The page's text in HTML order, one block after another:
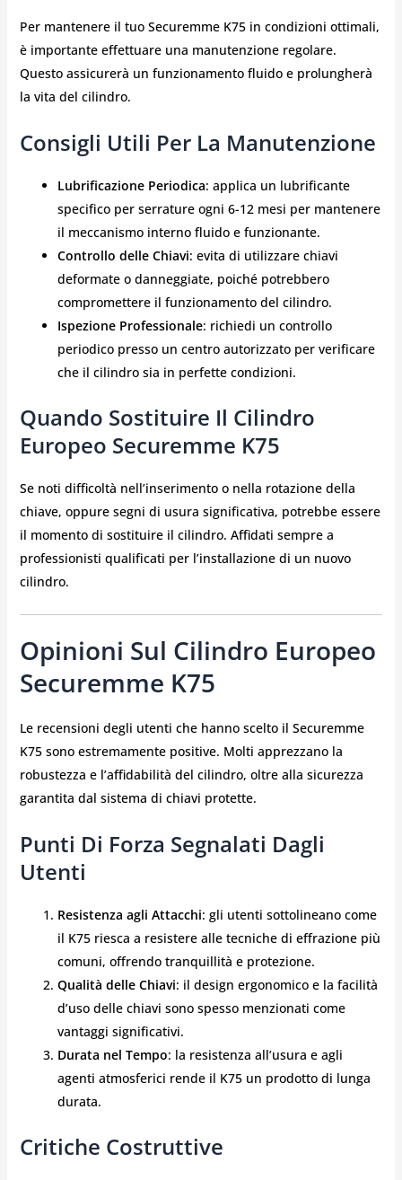
Per mantenere il tuo Securemme K75 in condizioni ottimali,
è importante effettuare una manutenzione regolare.
Questo assicurerà un funzionamento fluido e prolungherà
la vita del cilindro.
Consigli Utili Per La Manutenzione
Lubrificazione Periodica: applica un lubrificante
specifico per serrature ogni 6-12 mesi per mantenere
il meccanismo interno fluido e funzionante.
Controllo delle Chiavi: evita di utilizzare chiavi
deformate o danneggiate, poiché potrebbero
compromettere il funzionamento del cilindro.
Ispezione Professionale: richiedi un controllo
periodico presso un centro autorizzato per verificare
che il cilindro sia in perfette condizioni.
Quando Sostituire Il Cilindro
Europeo Securemme K75
Se noti difficoltà nell’inserimento o nella rotazione della
chiave, oppure segni di usura significativa, potrebbe essere
il momento di sostituire il cilindro. Affidati sempre a
professionisti qualificati per l’installazione di un nuovo
cilindro.
Opinioni Sul Cilindro Europeo
Securemme K75
Le recensioni degli utenti che hanno scelto il Securemme
K75 sono estremamente positive. Molti apprezzano la
robustezza e l’affidabilità del cilindro, oltre alla sicurezza
garantita dal sistema di chiavi protette.
Punti Di Forza Segnalati Dagli
Utenti
Resistenza agli Attacchi: gli utenti sottolineano come
il K75 riesca a resistere alle tecniche di effrazione più
comuni, offrendo tranquillità e protezione.
Qualità delle Chiavi: il design ergonomico e la facilità
d’uso delle chiavi sono spesso menzionati come
vantaggi significativi.
Durata nel Tempo: la resistenza all’usura e agli
agenti atmosferici rende il K75 un prodotto di lunga
durata.
Critiche Costruttive